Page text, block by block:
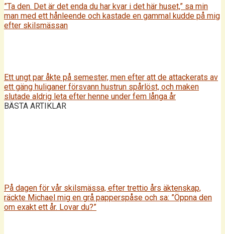
”Ta den. Det är det enda du har kvar i det här huset,” sa min
man med ett hånleende och kastade en gammal kudde på mig
efter skilsmässan
Ett ungt par åkte på semester, men efter att de attackerats av
ett gäng huliganer försvann hustrun spårlöst, och maken
slutade aldrig leta efter henne under fem långa år
BÄSTA ARTIKLAR
På dagen för vår skilsmässa, efter trettio års äktenskap,
räckte Michael mig en grå papperspåse och sa: ”Öppna den
om exakt ett år. Lovar du?”